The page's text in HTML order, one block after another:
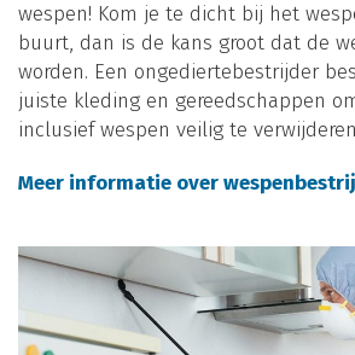
wespen! Kom je te dicht bij het
buurt, dan is de kans groot dat de
worden. Een ongediertebestrijder
juiste kleding en gereedschappen
inclusief wespen veilig te
Meer informatie over